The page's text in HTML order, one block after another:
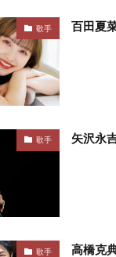
歌手 百田夏
歌手 矢沢永
歌手 高橋克